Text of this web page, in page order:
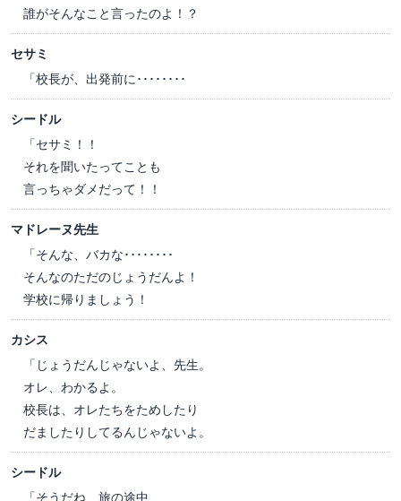
誰がそんなこと言ったのよ！？
セサミ
「校長が、出発前に････････
シードル
「セサミ！！
それを聞いたってことも
言っちゃダメだって！！
マドレーヌ先生
「そんな、バカな････････
そんなのただのじょうだんよ！
学校に帰りましょう！
カシス
「じょうだんじゃないよ、先生。
オレ、わかるよ。
校長は、オレたちをためしたり
だましたりしてるんじゃないよ。
シードル
「そうだね、旅の途中、